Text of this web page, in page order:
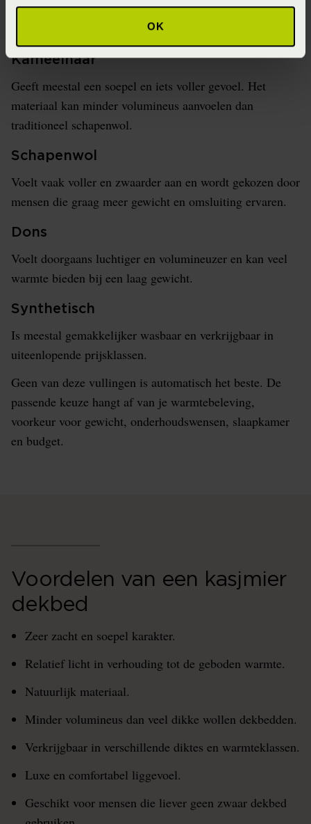
OK
een exclusieve vezel en wordt soms gemengd met andere
Kameelhaar
Geeft meestal een soepel en iets voller gevoel. Het
materiaal kan minder volumineus aanvoelen dan
traditioneel schapenwol.
Schapenwol
Voelt vaak voller en zwaarder aan en wordt gekozen door
mensen die graag meer gewicht en omsluiting ervaren.
Dons
Voelt doorgaans luchtiger en volumineuzer en kan veel
warmte bieden bij een laag gewicht.
Synthetisch
Is meestal gemakkelijker wasbaar en verkrijgbaar in
uiteenlopende prijsklassen.
Geen van deze vullingen is automatisch het beste. De
passende keuze hangt af van je warmtebeleving,
voorkeur voor gewicht, onderhoudswensen, slaapkamer
en budget.
Voordelen van een kasjmier
dekbed
Zeer zacht en soepel karakter.
Relatief licht in verhouding tot de geboden warmte.
Natuurlijk materiaal.
Minder volumineus dan veel dikke wollen dekbedden.
Verkrijgbaar in verschillende diktes en warmteklassen.
Luxe en comfortabel liggevoel.
Geschikt voor mensen die liever geen zwaar dekbed